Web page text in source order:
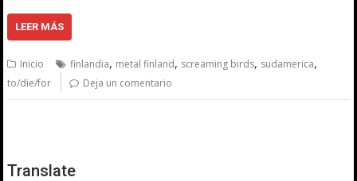
LEER MÁS
Inicio finlandia, metal finland, screaming birds, sudamerica,
to/die/for Deja un comentario
Translate